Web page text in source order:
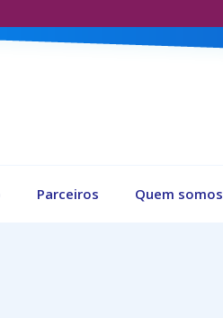
Parceiros Quem somos